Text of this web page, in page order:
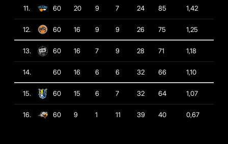
11. 60 20 9 7 24 85 1,42
12. 60 16 9 9 26 75 1,25
13. 60 16 7 9 28 71 1,18
14. 60 16 6 6 32 66 1,10
15. 60 15 6 7 32 64 1,07
16. 60 9 1 11 39 40 0,67